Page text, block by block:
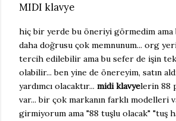
MIDI klavye
hiç bir yerde bu öneriyi görmedim ama
daha doğrusu çok memnunum... org
tercih edilebilir ama bu sefer de işin
olabilir... ben yine de önereyim, satın
yardımcı olacaktır... midi klavyelerin 88
var... bir çok markanın farklı modelleri
girmiyorum ama "88 tuşlu olacak" "tuş